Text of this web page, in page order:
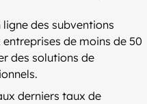
des subventions
de moins de 50
des solutions de
derniers taux de